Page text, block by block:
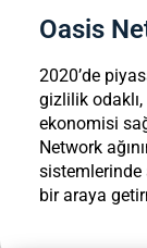
Oasis
2020’de
gizlilik
ekonomisi
Network
sistemlerinde
bir araya